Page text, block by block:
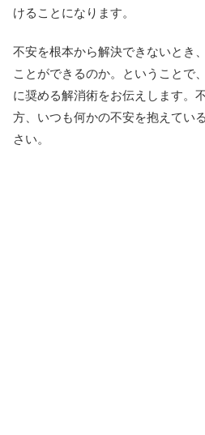
けることになります。
不安を根本から解決できないとき
ことができるのか。ということで
に奨める解消術をお伝えします。
方、いつも何かの不安を抱えてい
さい。